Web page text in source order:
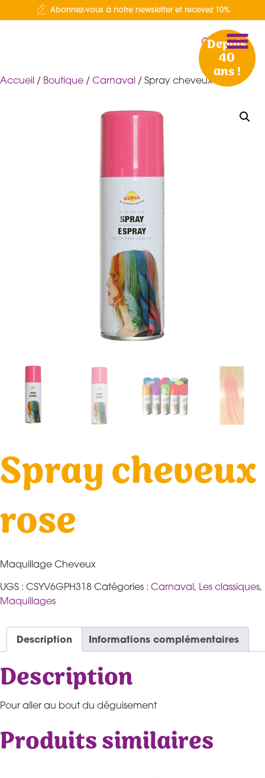
Abonnez-vous à notre newsletter et recevez 10%
Depuis
40
ans !
Accueil / Boutique / Carnaval / Spray cheveux rose
Spray cheveux
rose
Maquillage Cheveux
UGS : CSYV6GPH318 Catégories : Carnaval, Les classiques,
Maquillages
Description Informations complémentaires
Description
Pour aller au bout du déguisement
Produits similaires